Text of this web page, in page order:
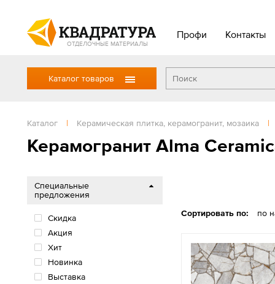
ОТДЕЛОЧНЫЕ МАТЕРИАЛЫ
Профи Контакты
Каталог товаров
Каталог | Керамическая плитка, керамогранит, мозаика |
Керамогранит Alma
Сортировать по: по
Специальные
предложения
Скидка
Акция
Хит
Новинка
Выставка